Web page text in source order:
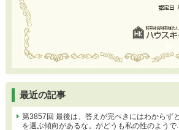
最近の記事
第3857回 最後は、答えが完ぺきにはわからず
を選ぶ傾向があるな。がどうも私の性のよう